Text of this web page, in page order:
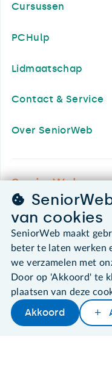
Later
Cursussen
PCHulp
Lidmaatschap
Contact & Service
Over SeniorWeb
SeniorWeb.
De
030 - 276 99 65
©2026 SeniorWeb
Algemene voorwaarden
van cookies
SeniorWeb maakt
beter te laten werken
we verzamelen met
Door op 'Akkoord' te
plaatsen van deze
Akkoord